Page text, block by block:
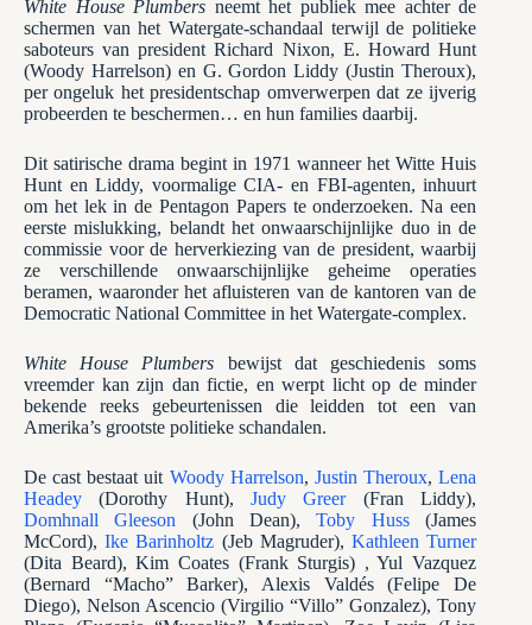
White House Plumbers neemt het publiek mee achter de
schermen van het Watergate-schandaal terwijl de politieke
saboteurs van president Richard Nixon, E. Howard Hunt
(Woody Harrelson) en G. Gordon Liddy (Justin Theroux),
per ongeluk het presidentschap omverwerpen dat ze ijverig
probeerden te beschermen… en hun families daarbij.
Dit satirische drama begint in 1971 wanneer het Witte Huis
Hunt en Liddy, voormalige CIA- en FBI-agenten, inhuurt
om het lek in de Pentagon Papers te onderzoeken. Na een
eerste mislukking, belandt het onwaarschijnlijke duo in de
commissie voor de herverkiezing van de president, waarbij
ze verschillende onwaarschijnlijke geheime operaties
beramen, waaronder het afluisteren van de kantoren van de
Democratic National Committee in het Watergate-complex.
White House Plumbers bewijst dat geschiedenis soms
vreemder kan zijn dan fictie, en werpt licht op de minder
bekende reeks gebeurtenissen die leidden tot een van
Amerika’s grootste politieke schandalen.
De cast bestaat uit Woody Harrelson, Justin Theroux,Lena
Headey (Dorothy Hunt),Judy Greer(Fran Liddy),
Domhnall Gleeson (John Dean),Toby Huss(James
McCord),Ike Barinholtz (Jeb Magruder), Kathleen Turner
(Dita Beard), Kim Coates (Frank Sturgis) , Yul Vazquez
(Bernard “Macho” Barker), Alexis Valdés (Felipe De
Diego), Nelson Ascencio (Virgilio “Villo” Gonzalez), Tony